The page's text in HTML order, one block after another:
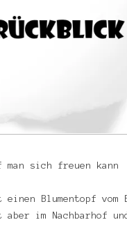
sich freuen kann
einen Blumentopf
im Nachbarhof